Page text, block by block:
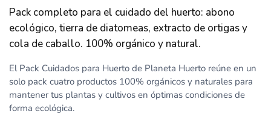
Pack completo para el cuidado del huerto: abono
ecológico, tierra de diatomeas, extracto de ortigas y
cola de caballo. 100% orgánico y natural.
El Pack Cuidados para Huerto de Planeta Huerto reúne en un
solo pack cuatro productos 100% orgánicos y naturales para
mantener tus plantas y cultivos en óptimas condiciones de
forma ecológica.